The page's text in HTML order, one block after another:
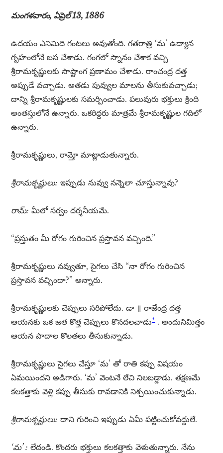
మంగళవారం, ఏప్రెల్ 13, 1886
ఉదయం ఎనిమిది గంటలు అవుతోంది. గతరాత్రి ‘మ’ ఉద్యాన
గృహంలోనే బస చేశాడు. గంగలో స్నానం చేశాక వచ్చి
శ్రీరామకృష్ణులకు సాష్టాంగ ప్రణామం చేశాడు. రాంచంద్ర దత్త
అప్పుడే వచ్చాడు. అతడు పువ్వుల మాలను తీసుకువచ్చాడు;
దాన్ని శ్రీరామకృష్ణులకు సమర్పించాడు. పలువురు భక్తులు క్రింది
అంతస్తులోనే ఉన్నారు. ఒకరిద్దరు మాత్రమే శ్రీరామకృష్ణుల గదిలో
ఉన్నారు.
శ్రీరామకృష్ణులు, రామ్తో మాట్లాడుతున్నారు.
శ్రీరామకృష్ణులు: ఇప్పుడు నువ్వు నన్నెలా చూస్తున్నావు?
రామ్: మీలో సర్వం దర్శనీయమే.
“ప్రస్తుతం మీ రోగం గురించిన ప్రస్తావన వచ్చింది.”
శ్రీరామకృష్ణులు నవ్వుతూ, సైగలు చేసి “నా రోగం గురించిన
ప్రస్తావన వచ్చిందా?” అన్నారు.
శ్రీరామకృష్ణులకు చెప్పులు సరిపోలేదు. డా ॥ రాజేంద్ర దత్త
ఆయనకు ఒక జత కొత్త చెప్పులు కొనదలచాడు*. అందునిమిత్తం
ఆయన పాదాల కొలతలు తీసుకున్నాడు.
శ్రీరామకృష్ణులు సైగలు చేస్తూ ‘మ’ తో రాతి కప్పు విషయం
ఏమయిందని అడిగారు. ‘మ’ వెంటనే లేచి నిలబడ్డాడు. తక్షణమే
కలకత్తాకు వెళ్లి కప్పు తీసుకు రావడానికి నిశ్చయించుకున్నాడు.
శ్రీరామకృష్ణులు: దాని గురించి ఇప్పుడు ఏమీ పట్టించుకోవద్దులే.
‘మ’ : లేదండి. కొందరు భక్తులు కలకత్తాకు వెళుతున్నారు. నేను